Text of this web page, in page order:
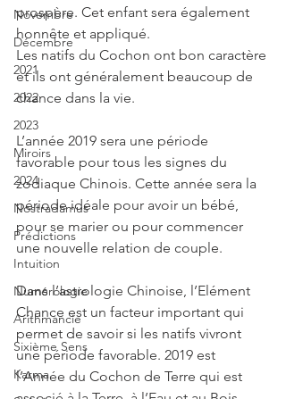
Novembre
Décembre
2021
2022
2023
Miroirs
2024
Nostradamus
Prédictions
Intuition
Numérologie
Arithmancie
Sixième Sens
Karma
prospère. Cet enfant sera également
honnête et appliqué.
Les natifs du Cochon ont bon caractère
et ils ont généralement beaucoup de
chance dans la vie.
L’année 2019 sera une période
favorable pour tous les signes du
zodiaque Chinois. Cette année sera la
période idéale pour avoir un bébé,
pour se marier ou pour commencer
une nouvelle relation de couple.
Dans l’astrologie Chinoise, l’Elément
Chance est un facteur important qui
permet de savoir si les natifs vivront
une période favorable. 2019 est
l’Année du Cochon de Terre qui est